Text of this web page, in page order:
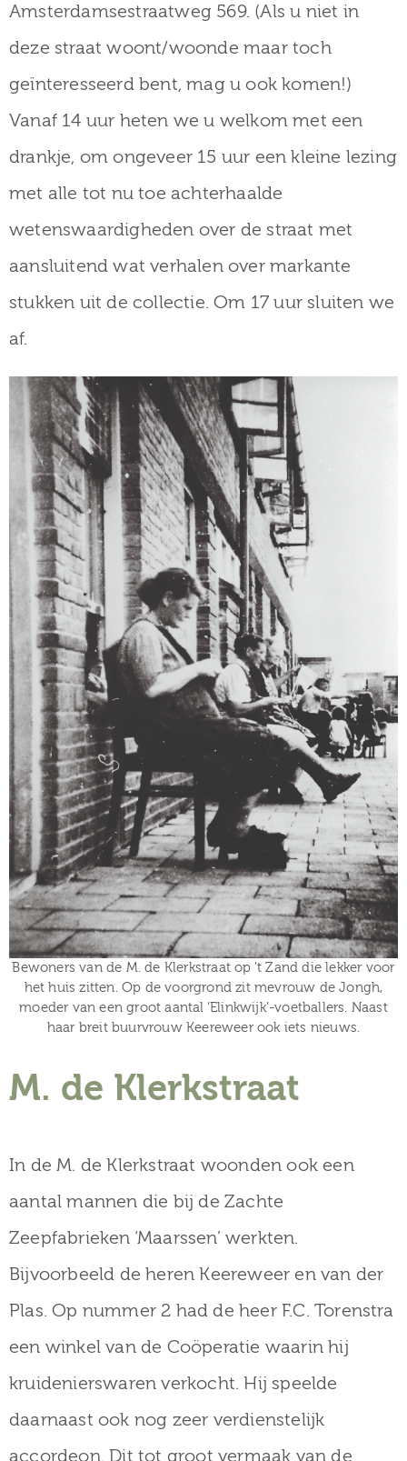
Amsterdamsestraatweg 569. (Als u niet in
deze straat woont/woonde maar toch
geïnteresseerd bent, mag u ook komen!)
Vanaf 14 uur heten we u welkom met een
drankje, om ongeveer 15 uur een kleine lezing
met alle tot nu toe achterhaalde
wetenswaardigheden over de straat met
aansluitend wat verhalen over markante
stukken uit de collectie. Om 17 uur sluiten we
af.
Bewoners van de M. de Klerkstraat op ’t Zand die lekker voor
het huis zitten. Op de voorgrond zit mevrouw de Jongh,
moeder van een groot aantal ‘Elinkwijk’-voetballers. Naast
haar breit buurvrouw Keereweer ook iets nieuws.
M. de Klerkstraat
In de M. de Klerkstraat woonden ook een
aantal mannen die bij de Zachte
Zeepfabrieken ‘Maarssen’ werkten.
Bijvoorbeeld de heren Keereweer en van der
Plas. Op nummer 2 had de heer F.C. Torenstra
een winkel van de Coöperatie waarin hij
kruidenierswaren verkocht. Hij speelde
daarnaast ook nog zeer verdienstelijk
accordeon. Dit tot groot vermaak van de